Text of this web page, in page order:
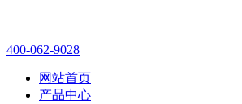
400-062-9028
网站首页
产品中心